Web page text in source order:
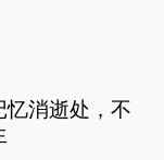
忆消逝处，不